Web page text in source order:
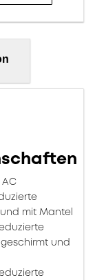
mit Mantel
und